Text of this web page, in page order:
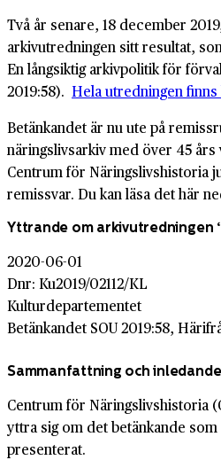
Två år senare, 18 december
arkivutredningen sitt resultat,
En långsiktig arkivpolitik för
2019:58). Hela utredningen
Betänkandet är nu ute på
näringslivsarkiv med över 45 års
Centrum för Näringslivshistoria
remissvar. Du kan läsa det här
Yttrande om arkivutredningen
2020-06-01
Dnr: Ku2019/02112/KL
Kulturdepartementet
Betänkandet SOU 2019:58,
Sammanfattning och
Centrum för Näringslivshistoria
yttra sig om det betänkande
presenterat.